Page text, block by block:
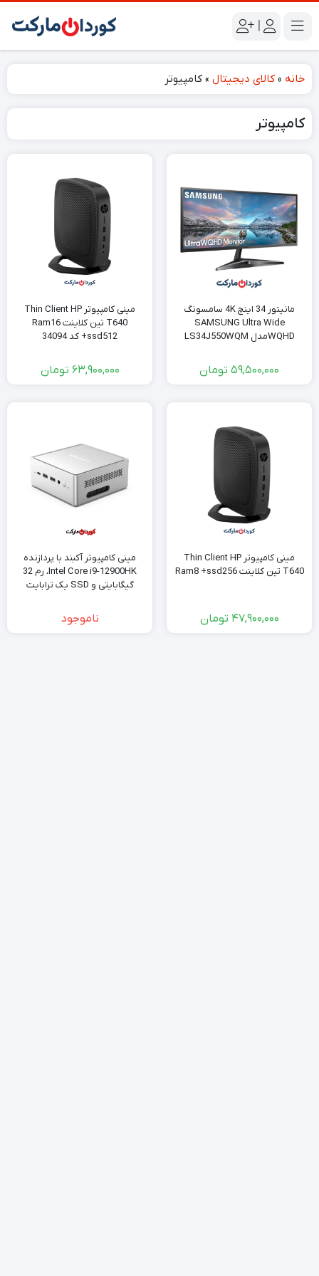
|
خانه » کالای دیجیتال » کامپیوتر
کامپیوتر
مانیتور 34 اینچ 4K سامسونگ
SAMSUNG Ultra Wide
WQHDمدل LS34J550WQM
59,500,000 تومان
مینی کامپیوتر Thin Client HP
T640 تین کلاینت Ram16
+ssd512 کد 34094
63,900,000 تومان
مینی کامپیوتر Thin Client HP
T640 تین کلاینت Ram8 +ssd256
47,900,000 تومان
مینی کامپیوتر آکبند با پردازنده
Intel Core i9-12900HK، رم 32
گیگابایتی و SSD یک ترابایت
ناموجود